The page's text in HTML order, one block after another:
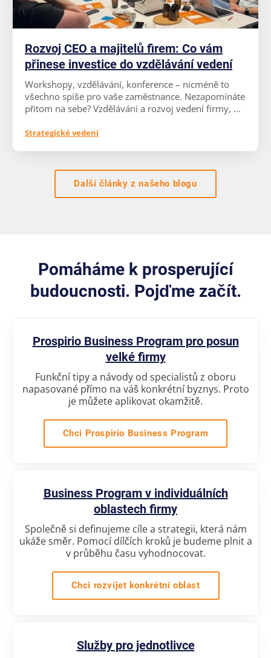
Rozvoj CEO a majitelů firem: Co vám
přinese investice do vzdělávání vedení
Workshopy, vzdělávání, konference – nicméně to
všechno spíše pro vaše zaměstnance. Nezapomínáte
přitom na sebe? Vzdělávání a rozvoj vedení firmy, ...
Strategické vedení
Další články z našeho blogu
Pomáháme k prosperující
budoucnosti. Pojďme začít.
Prospirio Business Program pro posun
velké firmy
Funkční tipy a návody od specialistů z oboru
napasované přímo na váš konkrétní byznys. Proto
je můžete aplikovat okamžitě.
Chci Prospirio Business Program
Business Program v individuálních
oblastech firmy
Společně si definujeme cíle a strategii, která nám
ukáže směr. Pomocí dílčích kroků je budeme plnit a
v průběhu času vyhodnocovat.
Chci rozvíjet konkrétní oblast
Služby pro jednotlivce